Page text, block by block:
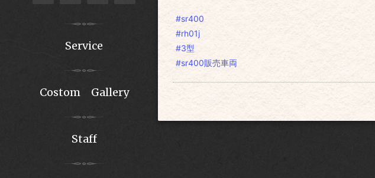
#sr400
#rh01j
#3型
#sr400販売車両
Service
Costom Gallery
Staff